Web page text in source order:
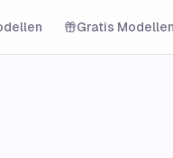
Gratis Modellen